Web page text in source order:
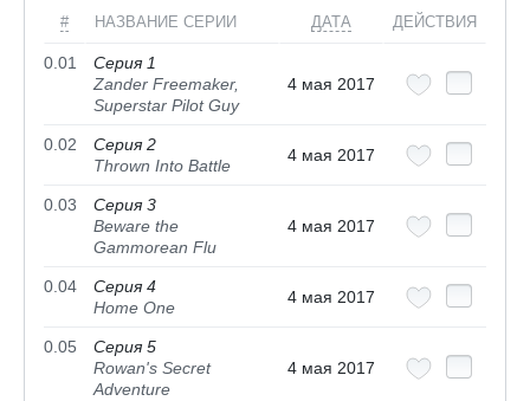
# НАЗВАНИЕ СЕРИИ ДАТА ДЕЙСТВИЯ
0.01
Серия 1
Zander Freemaker,
Superstar Pilot Guy
4 мая 2017
0.02
Серия 2
Thrown Into Battle
4 мая 2017
0.03
Серия 3
Beware the
Gammorean Flu
4 мая 2017
0.04
Серия 4
Home One
4 мая 2017
0.05
Серия 5
Rowan's Secret
Adventure
4 мая 2017